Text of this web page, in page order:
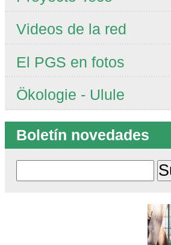
Videos de la red
El PGS en fotos
Ökologie - Ulule
Boletín novedades